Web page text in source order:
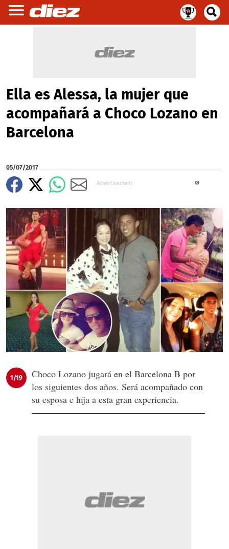
Ella es Alessa, la mujer que
acompañará a Choco Lozano en
Barcelona
05/07/2017
1/19
Choco Lozano jugará en el Barcelona B por
los siguientes dos años. Será acompañado con
su esposa e hija a esta gran experiencia.
X